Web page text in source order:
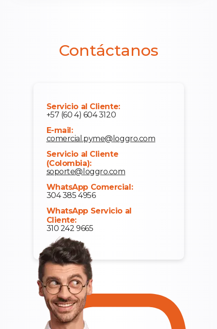
Contáctanos
Servicio al Cliente:
+57 (60 4) 604 3120
E-mail:
comercial.pyme@loggro.com
Servicio al Cliente
(Colombia):
soporte@loggro.com
WhatsApp Comercial:
304 385 4956
WhatsApp Servicio al
Cliente:
310 242 9665